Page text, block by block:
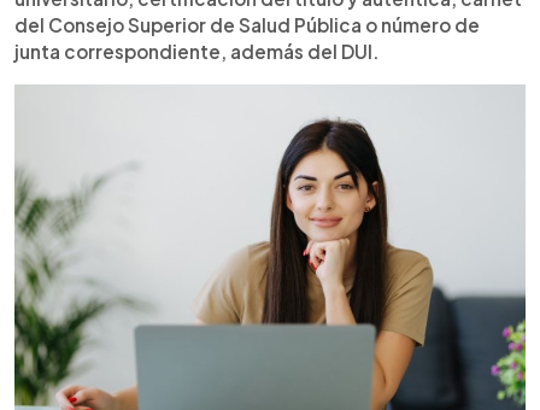
del Consejo Superior de Salud Pública o número de
junta correspondiente, además del DUI.